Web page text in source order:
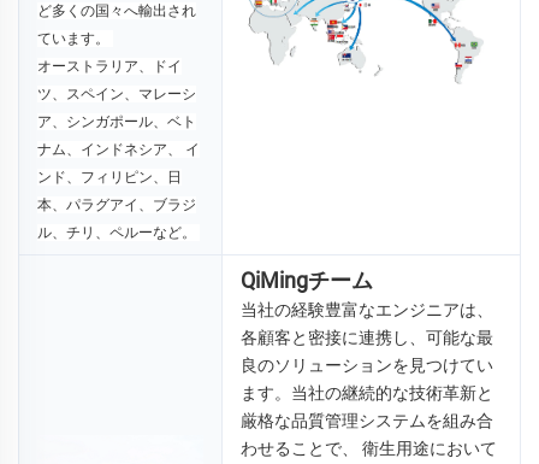
ど多くの国々へ輸出され
ています。
オーストラリア、ドイ
ツ、スペイン、マレーシ
ア、シンガポール、ベト
ナム、インドネシア、 イ
ンド、フィリピン、日
本、パラグアイ、ブラジ
ル、チリ、ペルーなど。
QiMingチーム
当社の経験豊富なエンジニアは、
各顧客と密接に連携し、可能な最
良のソリューションを見つけてい
ます。当社の継続的な技術革新と
厳格な品質管理システムを組み合
わせることで、 衛生用途において